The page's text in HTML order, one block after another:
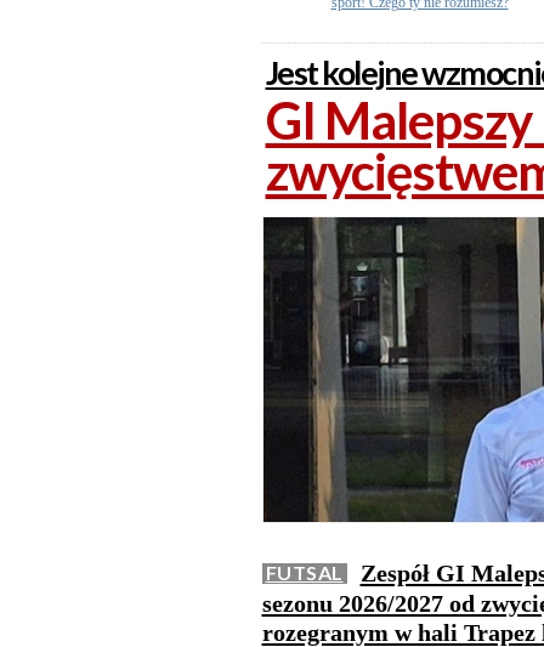
sport! Czego ty nie rozumiesz?
Jest kolejne
GI
FUTSAL
Zespół GI
sezonu 2026/2027 od
rozegranym w hali